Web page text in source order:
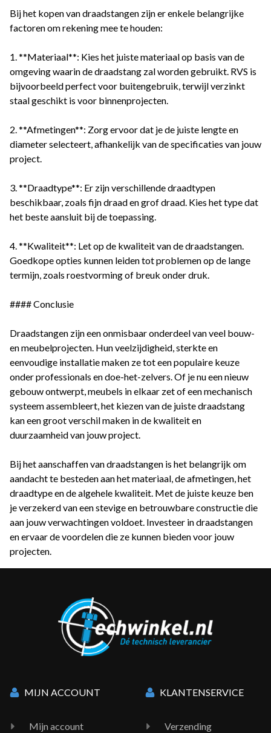
Bij het kopen van draadstangen zijn er enkele belangrijke
factoren om rekening mee te houden:
1. **Materiaal**: Kies het juiste materiaal op basis van de
omgeving waarin de draadstang zal worden gebruikt. RVS is
bijvoorbeeld perfect voor buitengebruik, terwijl verzinkt
staal geschikt is voor binnenprojecten.
2. **Afmetingen**: Zorg ervoor dat je de juiste lengte en
diameter selecteert, afhankelijk van de specificaties van jouw
project.
3. **Draadtype**: Er zijn verschillende draadtypen
beschikbaar, zoals fijn draad en grof draad. Kies het type dat
het beste aansluit bij de toepassing.
4. **Kwaliteit**: Let op de kwaliteit van de draadstangen.
Goedkope opties kunnen leiden tot problemen op de lange
termijn, zoals roestvorming of breuk onder druk.
#### Conclusie
Draadstangen zijn een onmisbaar onderdeel van veel bouw-
en meubelprojecten. Hun veelzijdigheid, sterkte en
eenvoudige installatie maken ze tot een populaire keuze
onder professionals en doe-het-zelvers. Of je nu een nieuw
gebouw ontwerpt, meubels in elkaar zet of een mechanisch
systeem assembleert, het kiezen van de juiste draadstang
kan een groot verschil maken in de kwaliteit en
duurzaamheid van jouw project.
Bij het aanschaffen van draadstangen is het belangrijk om
aandacht te besteden aan het materiaal, de afmetingen, het
draadtype en de algehele kwaliteit. Met de juiste keuze ben
je verzekerd van een stevige en betrouwbare constructie die
aan jouw verwachtingen voldoet. Investeer in draadstangen
en ervaar de voordelen die ze kunnen bieden voor jouw
projecten.
MIJN ACCOUNT
Mijn account
KLANTENSERVICE
Verzending